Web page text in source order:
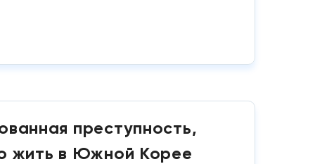
преступность,
жить в Южной Корее